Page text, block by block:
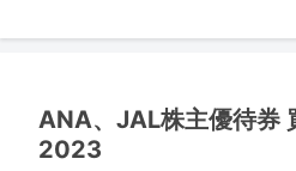
ANA、JAL株主優待券
2023